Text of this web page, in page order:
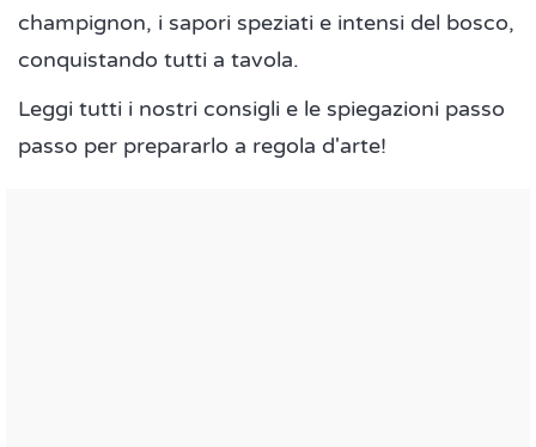
champignon, i sapori speziati e intensi del bosco,
conquistando tutti a tavola.
Leggi tutti i nostri consigli e le spiegazioni passo
passo per prepararlo a regola d'arte!